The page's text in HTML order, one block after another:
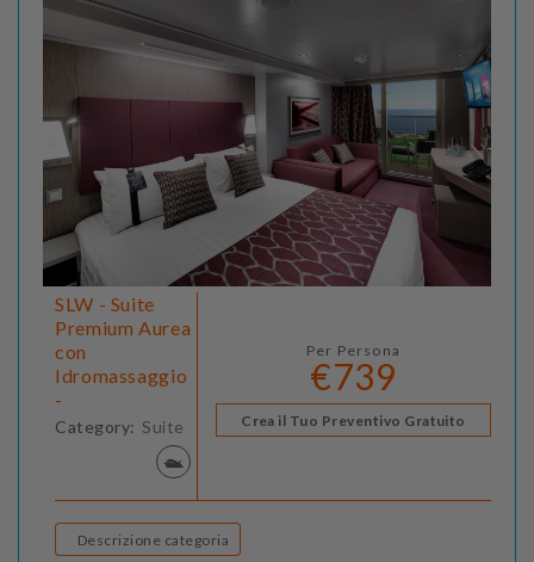
SLW - Suite
Premium Aurea
con
Idromassaggio
-
Category: Suite
Per Persona
€739
Crea il Tuo Preventivo Gratuito
Descrizione categoria